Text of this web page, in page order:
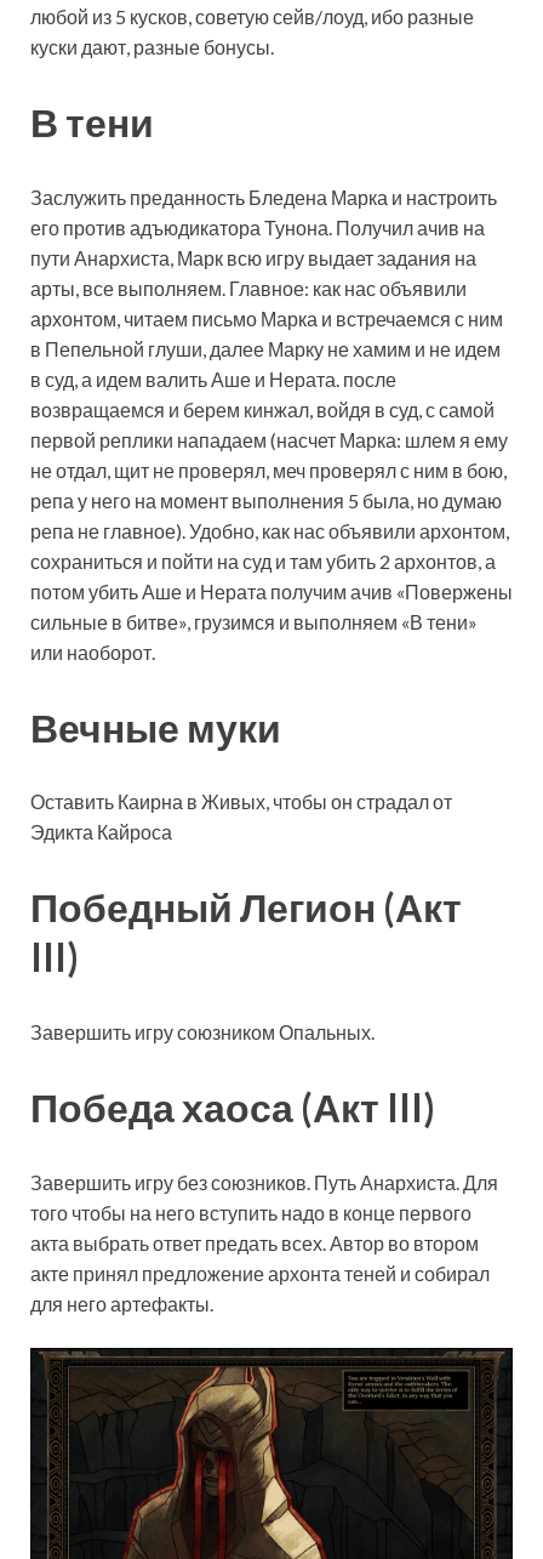
любой из 5 кусков, советую сейв/лоуд, ибо разные
куски дают, разные бонусы.
В тени
Заслужить преданность Бледена Марка и настроить
его против адъюдикатора Тунона. Получил ачив на
пути Анархиста, Марк всю игру выдает задания на
арты, все выполняем. Главное: как нас объявили
архонтом, читаем письмо Марка и встречаемся с ним
в Пепельной глуши, далее Марку не хамим и не идем
в суд, а идем валить Аше и Нерата. после
возвращаемся и берем кинжал, войдя в суд, с самой
первой реплики нападаем (насчет Марка: шлем я ему
не отдал, щит не проверял, меч проверял с ним в бою,
репа у него на момент выполнения 5 была, но думаю
репа не главное). Удобно, как нас объявили архонтом,
сохраниться и пойти на суд и там убить 2 архонтов, а
потом убить Аше и Нерата получим ачив «Повержены
сильные в битве», грузимся и выполняем «В тени»
или наоборот.
Вечные муки
Оставить Каирна в Живых, чтобы он страдал от
Эдикта Кайроса
Победный Легион (Акт
III)
Завершить игру союзником Опальных.
Победа хаоса (Акт III)
Завершить игру без союзников. Путь Анархиста. Для
того чтобы на него вступить надо в конце первого
акта выбрать ответ предать всех. Автор во втором
акте принял предложение архонта теней и собирал
для него артефакты.